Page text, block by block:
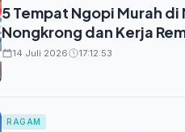
5 Tempat Ngopi Murah
Nongkrong dan Kerja
14 Juli 2026 17:12:53
RAGAM